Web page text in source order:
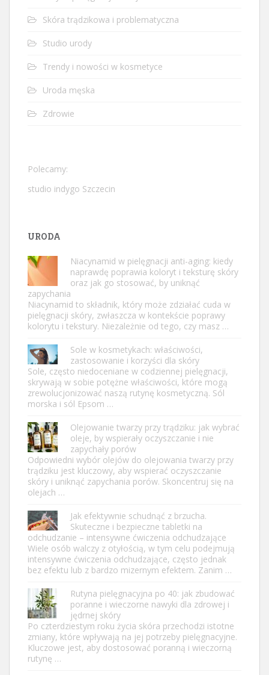
Skóra trądzikowa i problematyczna
Studio urody
Trendy i nowości w kosmetyce
Uroda męska
Zdrowie
Polecamy:
studio indygo Szczecin
URODA
Niacynamid w pielęgnacji anti-aging: kiedy
naprawdę poprawia koloryt i teksturę skóry
oraz jak go stosować, by uniknąć
zapychania
Niacynamid to składnik, który może zdziałać cuda w
pielęgnacji skóry, zwłaszcza w kontekście poprawy
kolorytu i tekstury. Niezależnie od tego, czy masz …
Sole w kosmetykach: właściwości,
zastosowanie i korzyści dla skóry
Sole, często niedoceniane w codziennej pielęgnacji,
skrywają w sobie potężne właściwości, które mogą
zrewolucjonizować naszą rutynę kosmetyczną. Sól
morska i sól Epsom …
Olejowanie twarzy przy trądziku: jak wybrać
oleje, by wspierały oczyszczanie i nie
zapychały porów
Odpowiedni wybór olejów do olejowania twarzy przy
trądziku jest kluczowy, aby wspierać oczyszczanie
skóry i uniknąć zapychania porów. Skoncentruj się na
olejach …
Jak efektywnie schudnąć z brzucha.
Skuteczne i bezpieczne tabletki na
odchudzanie – intensywne ćwiczenia odchudzające
Wiele osób walczy z otyłością, w tym celu podejmują
intensywne ćwiczenia odchudzające, często jednak
bez efektu lub z bardzo mizernym efektem. Zanim …
Rutyna pielęgnacyjna po 40: jak zbudować
poranne i wieczorne nawyki dla zdrowej i
jędrnej skóry
Po czterdziestym roku życia skóra przechodzi istotne
zmiany, które wpływają na jej potrzeby pielęgnacyjne.
Kluczowe jest, aby dostosować poranną i wieczorną
rutynę …